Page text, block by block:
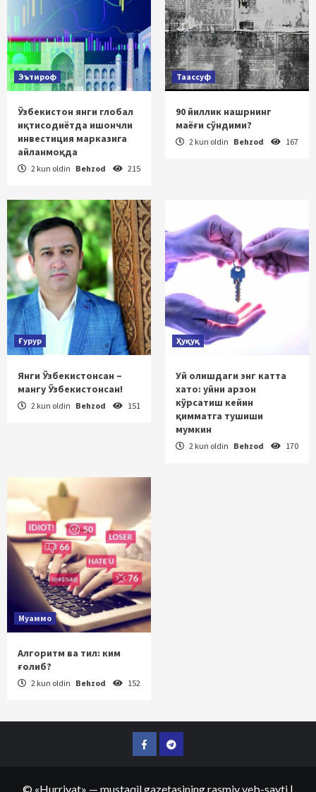
Эътироф
Ўзбекистон янги глобал
иқтисодиётда ишончли
инвестиция марказига
айланмоқда
2 kun oldin Behzod 215
Таассуф
90 йиллик нашрнинг
маёғи сўндими?
2 kun oldin Behzod 167
Ғурур
Янги Ўзбекистонсан –
мангу Ўзбекистонсан!
2 kun oldin Behzod 151
Ҳуқуқ
Уй олишдаги энг катта
хато: уйни арзон
кўрсатиш кейин
қимматга тушиши
мумкин
2 kun oldin Behzod 170
Муаммо
Алгоритм ва тил: ким
ғолиб?
2 kun oldin Behzod 152
FacebookTelegram
© «Hurriyat» — mustaqil gazetasining rasmiy veb-sayti |